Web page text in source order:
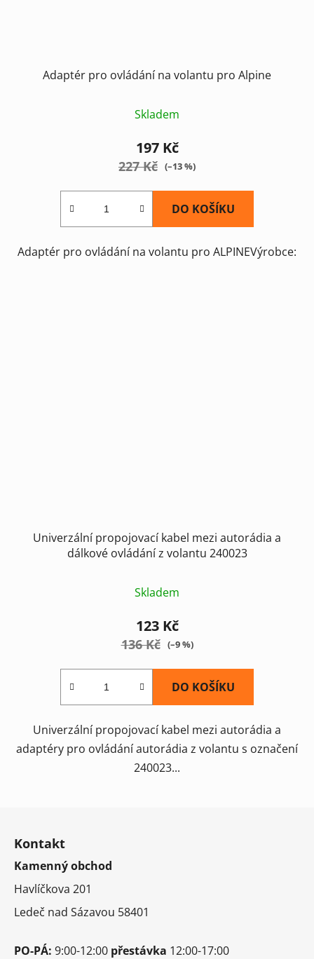
Adaptér pro ovládání na volantu pro Alpine
Skladem
197 Kč
227 Kč (–13 %)
DO KOŠÍKU
Adaptér pro ovládání na volantu pro ALPINEVýrobce:
Univerzální propojovací kabel mezi autorádia a
dálkové ovládání z volantu 240023
Skladem
123 Kč
136 Kč (–9 %)
DO KOŠÍKU
Univerzální propojovací kabel mezi autorádia a
adaptéry pro ovládání autorádia z volantu s označení
240023...
Kontakt
Kamenný obchod
Havlíčkova 201
Ledeč nad Sázavou 58401
PO-PÁ: 9:00-12:00 přestávka 12:00-17:00